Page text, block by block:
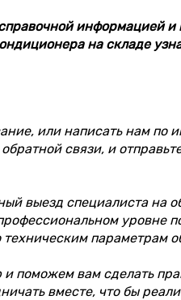
информацией
на складе
или написать нам по
связи, и
выезд специалиста на
уровне
параметрам
поможем вам сделать
вместе, что бы